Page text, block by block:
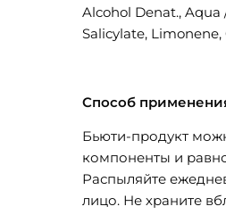
Alcohol Denat., Aqua
Salicylate,
Способ
Бьюти-продукт
компоненты и
Распыляйте
лицо. Не храните